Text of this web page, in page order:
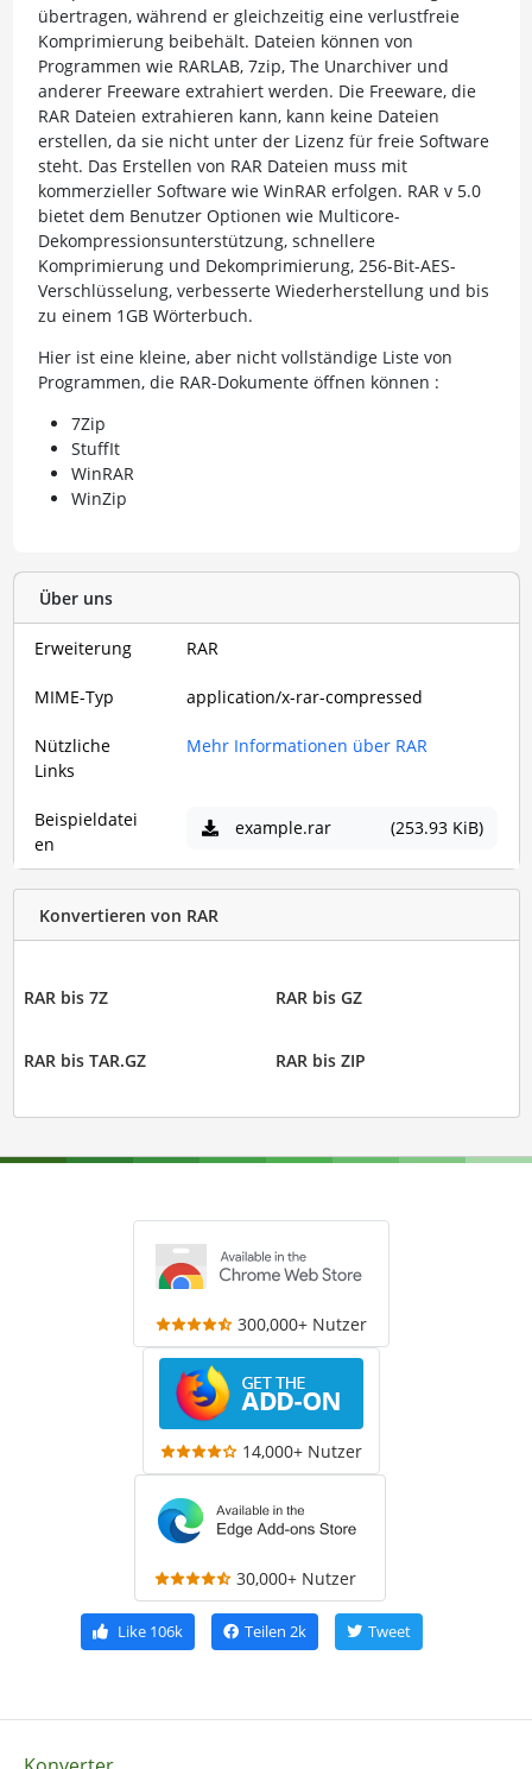
übertragen, während er gleichzeitig eine verlustfreie
Komprimierung beibehält. Dateien können von
Programmen wie RARLAB, 7zip, The Unarchiver und
anderer Freeware extrahiert werden. Die Freeware, die
RAR Dateien extrahieren kann, kann keine Dateien
erstellen, da sie nicht unter der Lizenz für freie Software
steht. Das Erstellen von RAR Dateien muss mit
kommerzieller Software wie WinRAR erfolgen. RAR v 5.0
bietet dem Benutzer Optionen wie Multicore-
Dekompressionsunterstützung, schnellere
Komprimierung und Dekomprimierung, 256-Bit-AES-
Verschlüsselung, verbesserte Wiederherstellung und bis
zu einem 1GB Wörterbuch.
Hier ist eine kleine, aber nicht vollständige Liste von
Programmen, die RAR-Dokumente öffnen können :
7Zip
StuffIt
WinRAR
WinZip
Über uns
Erweiterung RAR
MIME-Typ application/x-rar-compressed
Nützliche
Links
Mehr Informationen über RAR
Beispieldatei
en
example.rar (253.93 KiB)
Konvertieren von RAR
RAR bis 7Z RAR bis GZ
RAR bis TAR.GZ RAR bis ZIP
300,000+ Nutzer
14,000+ Nutzer
30,000+ Nutzer
Like 106k Teilen 2k Tweet